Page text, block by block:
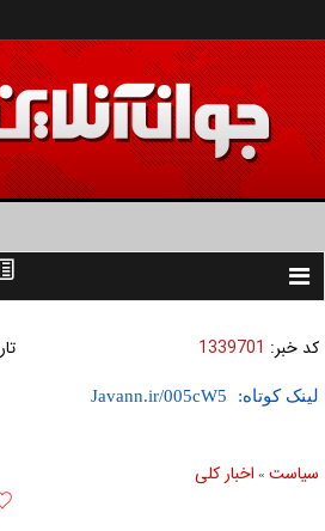
Toggle
کد خبر: 1339701
لینک کوتاه:
سیاست » اخبار کلی